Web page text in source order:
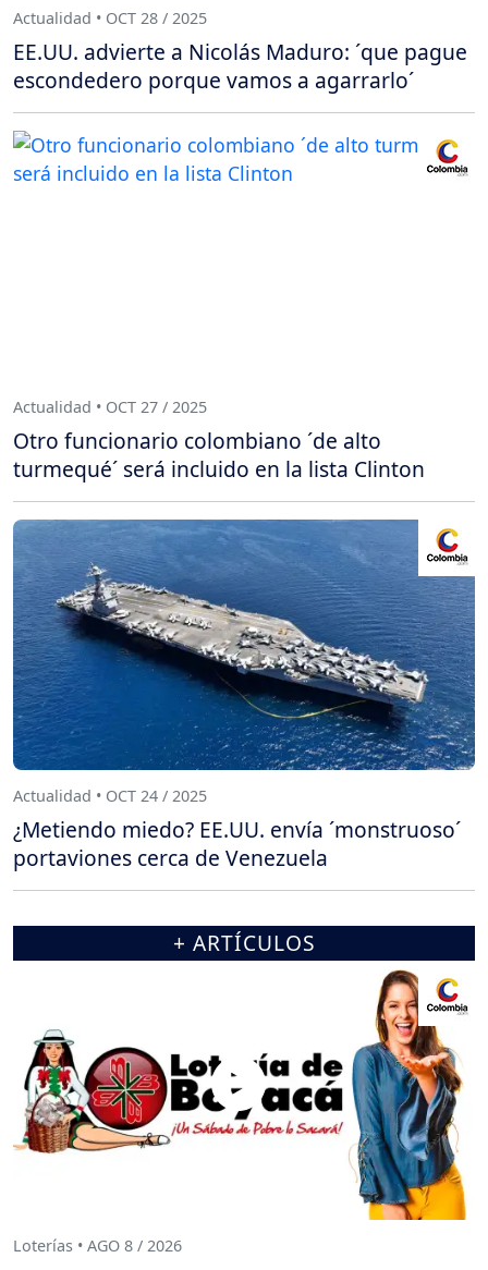
Actualidad • OCT 28 / 2025
EE.UU. advierte a Nicolás Maduro: ´que pague
escondedero porque vamos a agarrarlo´
Actualidad • OCT 27 / 2025
Otro funcionario colombiano ´de alto
turmequé´ será incluido en la lista Clinton
Actualidad • OCT 24 / 2025
¿Metiendo miedo? EE.UU. envía ´monstruoso´
portaviones cerca de Venezuela
+ ARTÍCULOS
Loterías • AGO 8 / 2026